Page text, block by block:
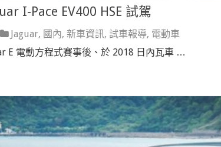
I-Pace EV400 HSE 試駕
Jaguar, 國內, 新車資訊, 試車報導, 電動車
E 電動方程式賽事後、於 2018 日內瓦車 …